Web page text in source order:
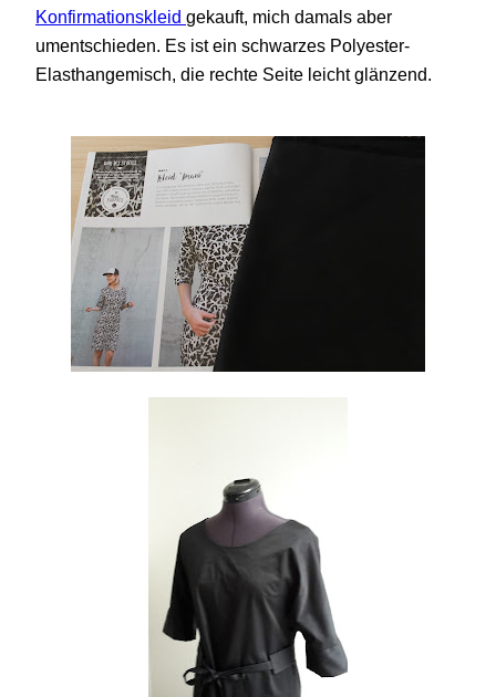
Konfirmationskleid gekauft, mich damals aber
umentschieden. Es ist ein schwarzes Polyester-
Elasthangemisch, die rechte Seite leicht glänzend.